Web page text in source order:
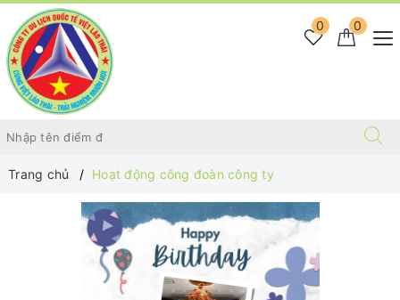
0
0
Trang chủ Hoạt động công đoàn công ty